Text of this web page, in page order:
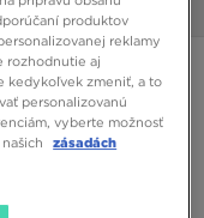
360°
produktov
reklamy
rozhodnutie aj
kedykoľvek zmeniť, a to
personalizovanú
vyberte možnosť
zásadách